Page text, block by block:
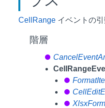
CellRange イベントの引
階層